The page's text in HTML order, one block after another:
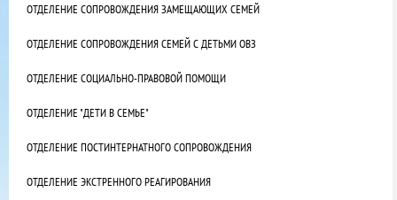
ОТДЕЛЕНИЕ СОПРОВОЖДЕНИЯ ЗАМЕЩАЮЩИХ СЕМЕЙ
ОТДЕЛЕНИЕ СОПРОВОЖДЕНИЯ СЕМЕЙ С ДЕТЬМИ ОВЗ
ОТДЕЛЕНИЕ СОЦИАЛЬНО-ПРАВОВОЙ ПОМОЩИ
ОТДЕЛЕНИЕ "ДЕТИ В СЕМЬЕ"
ОТДЕЛЕНИЕ ПОСТИНТЕРНАТНОГО СОПРОВОЖДЕНИЯ
ОТДЕЛЕНИЕ ЭКСТРЕННОГО РЕАГИРОВАНИЯ